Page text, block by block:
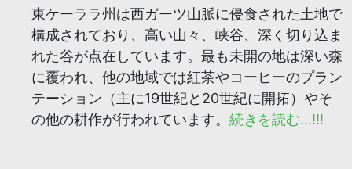
東ケーララ州は西ガーツ山脈に侵食された土地で
構成されており、高い山々、峡谷、深く切り込ま
れた谷が点在しています。最も未開の地は深い森
に覆われ、他の地域では紅茶やコーヒーのプラン
テーション（主に19世紀と20世紀に開拓）やそ
の他の耕作が行われています。 続きを読む...!!!